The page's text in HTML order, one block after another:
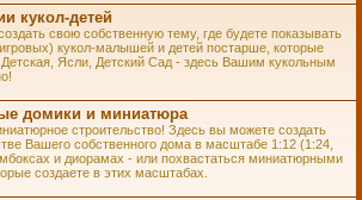
кукол-детей
свою собственную тему, где будете показывать
кукол-малышей и детей постарше, которые
Ясли, Детский Сад - здесь Вашим кукольным
домики и миниатюра
строительство! Здесь вы можете создать
Вашего собственного дома в масштабе 1:12 (1:24,
и диорамах - или похвастаться миниатюрными
создаете в этих масштабах.